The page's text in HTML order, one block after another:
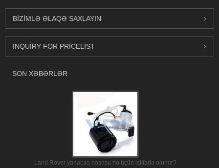
BIZIMLƏ ƏLAQƏ SAXLAYIN
INQUIRY FOR PRICELIST
SON XƏBƏRLƏR
Land Rover yanacaq nasosu nə üçün istifadə olunur?